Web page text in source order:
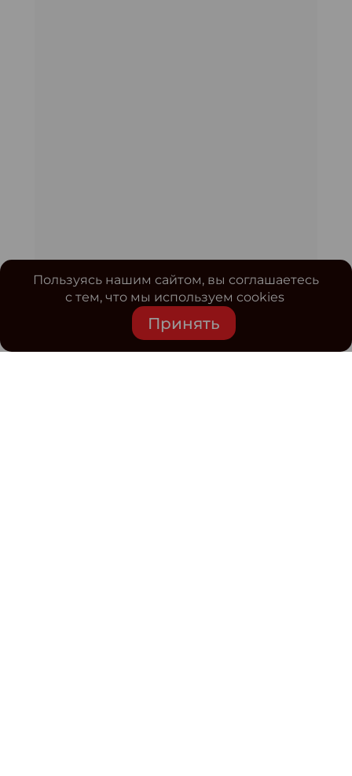
Пользуясь нашим сайтом, вы соглашаетесь
с тем, что мы используем cookies
Принять